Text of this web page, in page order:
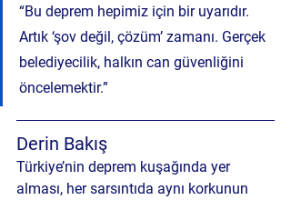
“Bu deprem hepimiz için bir uyarıdır.
Artık ‘şov değil, çözüm’ zamanı. Gerçek
belediyecilik, halkın can güvenliğini
öncelemektir.”
Derin Bakış
Türkiye’nin deprem kuşağında yer
alması, her sarsıntıda aynı korkunun